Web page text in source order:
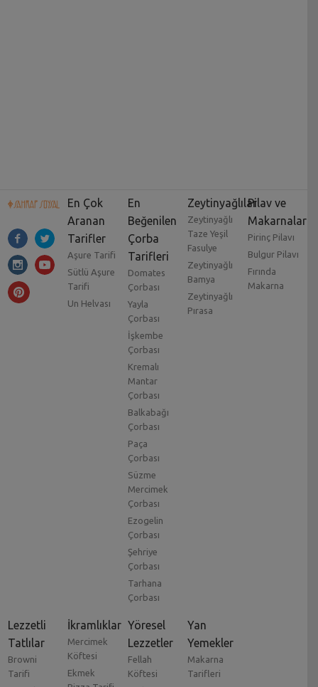
En Çok
Aranan
Tarifler
Aşure Tarifi
Sütlü Aşure
Tarifi
Un Helvası
En
Beğenilen
Çorba
Tarifleri
Domates
Çorbası
Yayla
Çorbası
İşkembe
Çorbası
Kremalı
Mantar
Çorbası
Balkabağı
Çorbası
Paça
Çorbası
Süzme
Mercimek
Çorbası
Ezogelin
Çorbası
Şehriye
Çorbası
Tarhana
Çorbası
Zeytinyağlılar
Zeytinyağlı
Taze Yeşil
Fasulye
Zeytinyağlı
Bamya
Zeytinyağlı
Pırasa
Pilav ve
Makarnalar
Pirinç Pilavı
Bulgur Pilavı
Fırında
Makarna
Lezzetli
Tatlılar
Browni
Tarifi
İkramlıklar
Mercimek
Köftesi
Ekmek
Yöresel
Lezzetler
Fellah
Köftesi
Yan
Yemekler
Makarna
Tarifleri